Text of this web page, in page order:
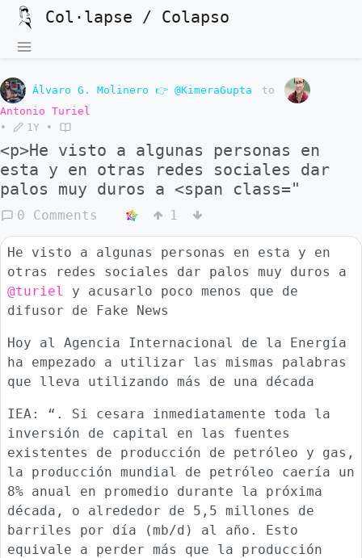
Col·lapse / Colapso
Álvaro G. Molinero 👉 @KimeraGupta
to
Antonio Turiel
•
1Y •
<p>He visto a algunas personas en
esta y en otras redes sociales dar
palos muy duros a <span class="
0 Comments 1
He visto a algunas personas en esta y en
otras redes sociales dar palos muy duros a
@turiel
y acusarlo poco menos que de
difusor de Fake News
Hoy al Agencia Internacional de la Energía
ha empezado a utilizar las mismas palabras
que lleva utilizando más de una década
IEA: “. Si cesara inmediatamente toda la
inversión de capital en las fuentes
existentes de producción de petróleo y gas,
la producción mundial de petróleo caería un
8% anual en promedio durante la próxima
década, o alrededor de 5,5 millones de
barriles por día (mb/d) al año. Esto
equivale a perder más que la producción